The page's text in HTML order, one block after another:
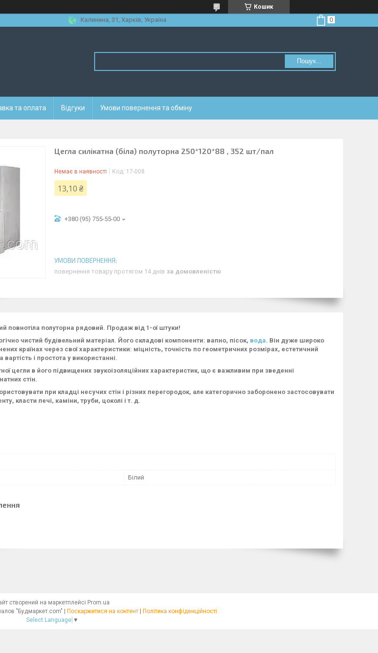
Кошик
Калинина, 31, Харків, Україна
Пошук...
та оплата Відгуки Умови повернення та обміну
Цегла силікатна (біла) полуторна 250*120*88 , 352 шт/пал
Немає в наявності Код: 17-008
13,10 ₴
+380 (95) 755-55-00
повернення товару протягом 14 днів за домовленістю
повнотіла полуторна рядовий. Продаж від 1-ої штуки!
чистий будівельний матеріал. Його складові компоненти: вапно, пісок, вода. Він дуже широко
країнах через свої характеристики: міцність, точність по геометричних розмірах, естетичний
і простота у використанні.
цегли в його підвищених звукоізоляційних характеристик, що є важливим при зведенні
стін.
при кладці несучих стін і різних перегородок, але категорично заборонено застосовувати
класти печі, каміни, труби, цоколі і т. д.
Білий
створений на маркетплейсі Prom.ua
Интернет - магазин строительных материалов "Будмаркет.com" | Поскаржитися на контент | Політика конфіденційності
Select Language ▼